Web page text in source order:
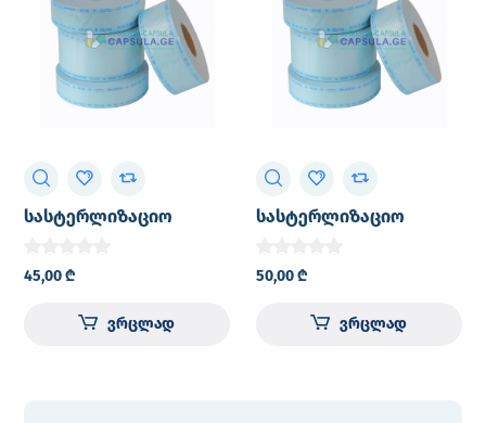
სასტერლიზაციო
45,00₾
ვრცლად
სასტერლიზაციო
50,00₾
ვრცლად